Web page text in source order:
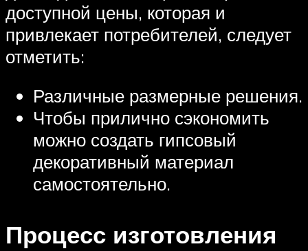
доступной цены, которая и
привлекает потребителей, следует
отметить:
Различные размерные решения.
Чтобы прилично сэкономить
можно создать гипсовый
декоративный материал
самостоятельно.
Процесс изготовления